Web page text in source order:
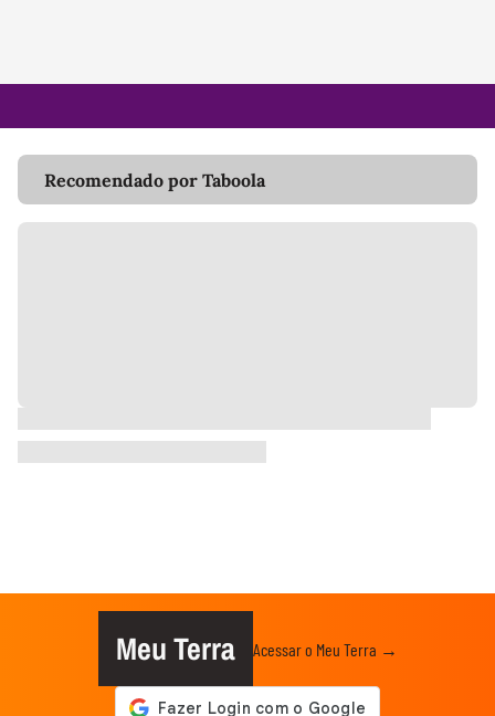
Recomendado por Taboola
Meu Terra Acessar o Meu Terra →